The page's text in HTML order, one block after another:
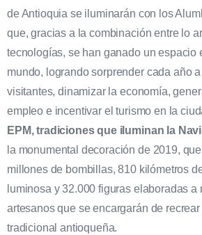
de Antioquia se iluminarán con los
que, gracias a la combinación entre lo
tecnologías, se han ganado un espacio
mundo, logrando sorprender cada año
visitantes, dinamizar la economía,
empleo e incentivar el turismo en la
EPM, tradiciones que iluminan la
la monumental decoración de 2019,
millones de bombillas, 810 kilómetros
luminosa y 32.000 figuras elaboradas a
artesanos que se encargarán de
tradicional antioqueña.